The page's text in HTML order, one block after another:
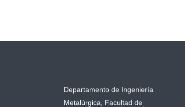
Departamento de Ingeniería
Metalúrgica, Facultad de